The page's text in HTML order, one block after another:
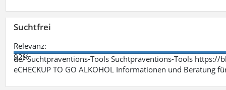
Suchtfrei
Relevanz:
92%
de/ Suchtpräventions-Tools Suchtpräventions-Tools
eCHECKUP TO GO ALKOHOL Informationen und Beratung